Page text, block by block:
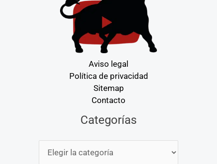
Aviso legal
Política de privacidad
Sitemap
Contacto
Categorías